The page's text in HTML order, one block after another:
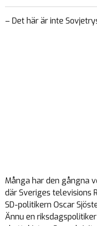
– Det här är inte
Många har den gångna
där Sveriges televisions
SD-politikern Oscar
Ännu en